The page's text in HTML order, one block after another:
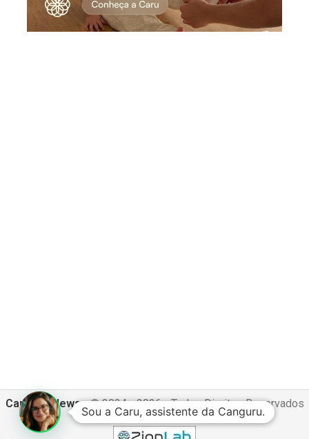
Canguru News- © 2024 - 2026 - Todos Direitos Reservados
Sou a Caru, assistente da Canguru.